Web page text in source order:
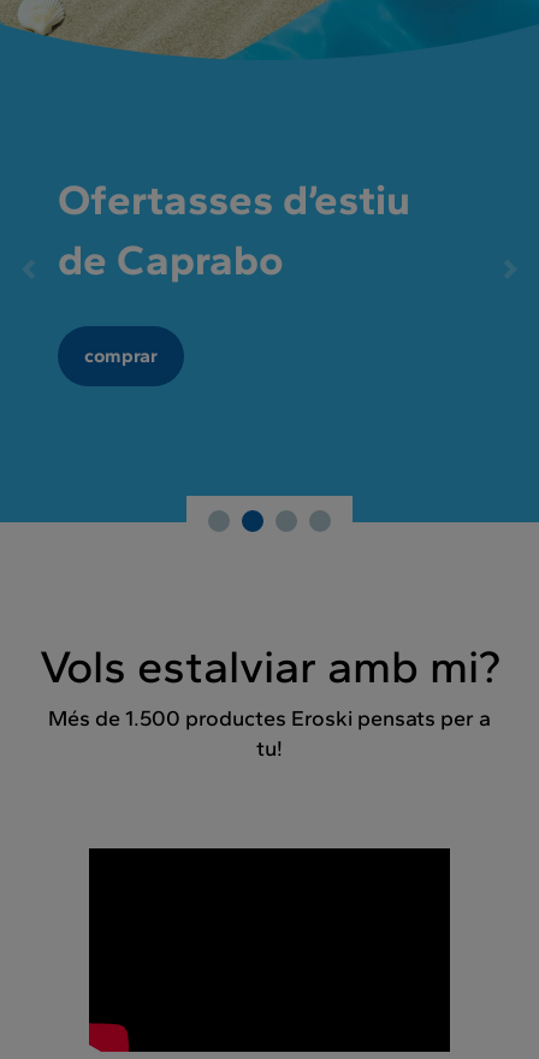
Ofertasses d’estiu
de Caprabo
comprar
Vols estalviar amb mi?
Més de 1.500 productes Eroski pensats per a
tu!